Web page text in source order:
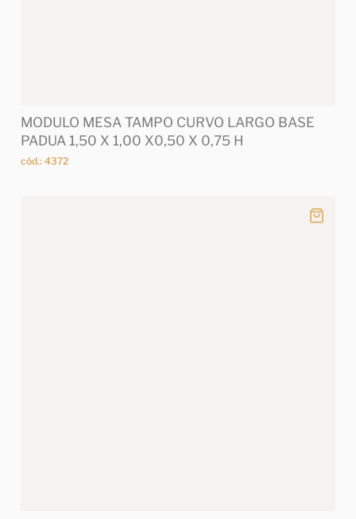
MODULO MESA TAMPO CURVO LARGO BASE
PADUA 1,50 X 1,00 X0,50 X 0,75 H
cód.: 4372